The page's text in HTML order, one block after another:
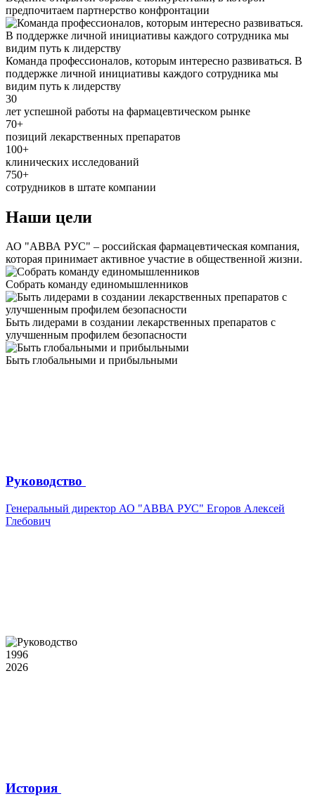
предпочитаем партнерство конфронтации
Команда профессионалов, которым интересно развиваться. В
поддержке личной инициативы каждого сотрудника мы
видим путь к лидерству
30
лет успешной работы на фармацевтическом рынке
70+
позиций лекарственных препаратов
100+
клинических исследований
750+
сотрудников в штате компании
Наши цели
АО "АВВА РУС" – российская фармацевтическая компания,
которая принимает активное участие в общественной жизни.
Собрать команду единомышленников
Быть лидерами в создании лекарственных препаратов с
улучшенным профилем безопасности
Быть глобальными и прибыльными
Руководство
Генеральный директор АО "АВВА РУС" Егоров Алексей
Глебович
1996
2026
История